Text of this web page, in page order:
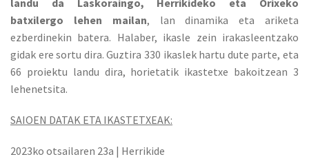
landu da Laskoraingo, Herrikideko eta Orixeko
batxilergo lehen mailan, lan dinamika eta ariketa
ezberdinekin batera. Halaber, ikasle zein irakasleentzako
gidak ere sortu dira. Guztira 330 ikaslek hartu dute parte, eta
66 proiektu landu dira, horietatik ikastetxe bakoitzean 3
lehenetsita.
SAIOEN DATAK ETA IKASTETXEAK:
2023ko otsailaren 23a | Herrikide